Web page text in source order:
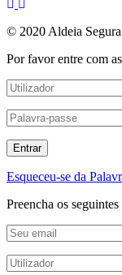
© 2020 Aldeia Segura
Por favor entre com
Esqueceu-se da
Preencha os